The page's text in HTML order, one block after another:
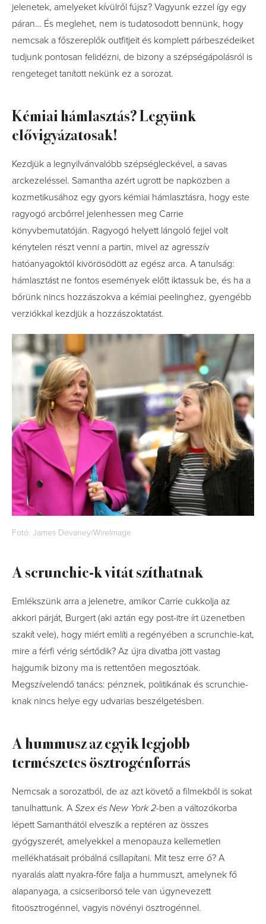
jelenetek, amelyeket kívülről fújsz? Vagyunk ezzel így egy
páran… És meglehet, nem is tudatosodott bennünk, hogy
nemcsak a főszereplők outfitjeit és komplett párbeszédeiket
tudjunk pontosan felidézni, de bizony a szépségápolásról is
rengeteget tanított nekünk ez a sorozat.
Kémiai hámlasztás? Legyünk
elővigyázatosak!
Kezdjük a legnyilvánvalóbb szépségleckével, a savas
arckezeléssel. Samantha azért ugrott be napközben a
kozmetikusához egy gyors kémiai hámlasztásra, hogy este
ragyogó arcbőrrel jelenhessen meg Carrie
könyvbemutatóján. Ragyogó helyett lángoló fejjel volt
kénytelen részt venni a partin, mivel az agresszív
hatóanyagoktól kivörösödött az egész arca. A tanulság:
hámlasztást ne fontos események előtt iktassuk be, és ha a
bőrünk nincs hozzászokva a kémiai peelinghez, gyengébb
verziókkal kezdjük a hozzászoktatást.
Fotó: James Devaney/WireImage
A scrunchie-k vitát szíthatnak
Emlékszünk arra a jelenetre, amikor Carrie cukkolja az
akkori párját, Burgert (aki aztán egy post-itre írt üzenetben
szakít vele), hogy miért említi a regényében a scrunchie-kat,
mire a férfi vérig sértődik? Az újra divatba jött vastag
hajgumik bizony ma is rettentően megosztóak.
Megszívelendő tanács: pénznek, politikának és scrunchie-
knak nincs helye egy udvarias beszélgetésben.
A hummusz az egyik legjobb
természetes ösztrogénforrás
Nemcsak a sorozatból, de az azt követő a filmekből is sokat
tanulhattunk. A Szex és New York 2-ben a változókorba
lépett Samanthától elveszik a reptéren az összes
gyógyszerét, amelyekkel a menopauza kellemetlen
mellékhatásait próbálná csillapítani. Mit tesz erre ő? A
nyaralás alatt nyakra-főre falja a hummuszt, amelynek fő
alapanyaga, a csicseriborsó tele van úgynevezett
fitoösztrogénnel, vagyis növényi ösztrogénnel.